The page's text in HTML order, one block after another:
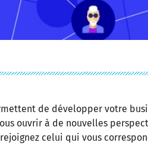
de développer votre
ouvrir à de nouvelles
celui qui vous